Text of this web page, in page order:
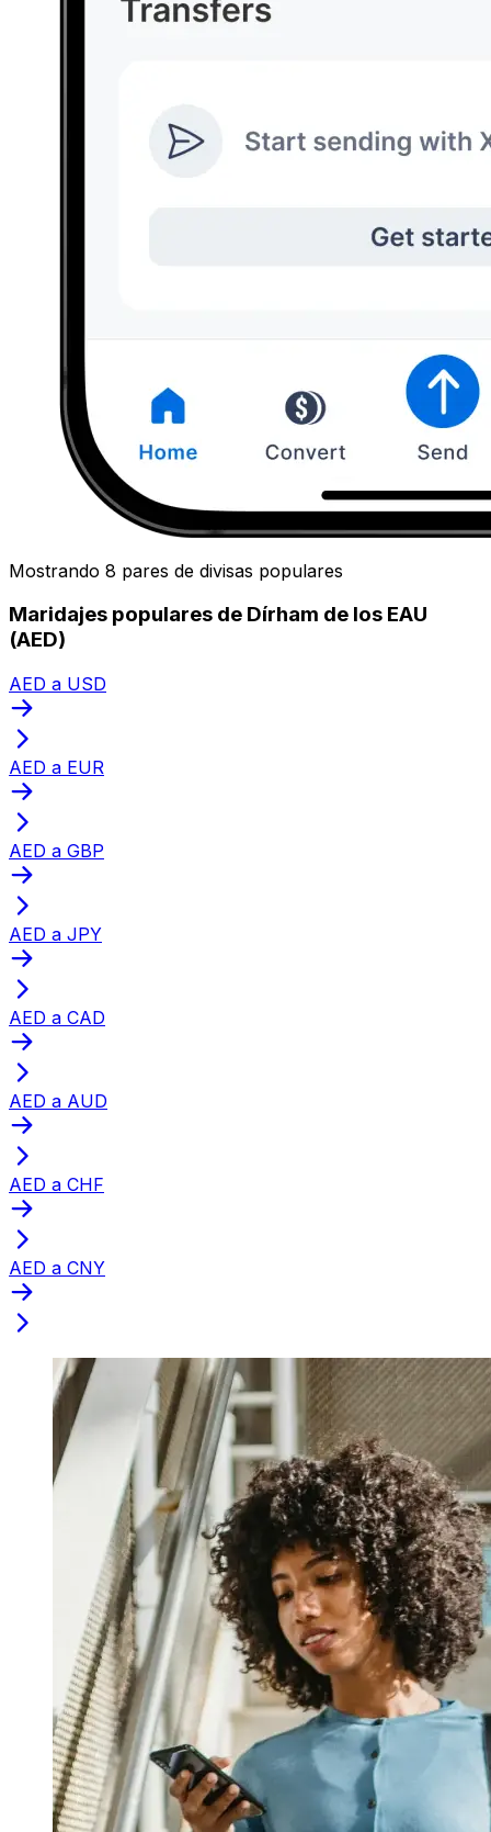
Mostrando 8 pares de divisas populares
Maridajes populares de Dírham de los EAU
(AED)
AED a USD
AED a EUR
AED a GBP
AED a JPY
AED a CAD
AED a AUD
AED a CHF
AED a CNY